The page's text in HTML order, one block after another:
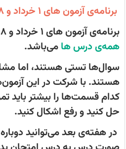
دوازدهم
برگزار
می‌کند.
برنامه‌ی آزمون‌ های 1 خرداد و 8 خرداد:
برنامه‌ی آزمون‌ های 1 خرداد و 8 خرداد،
همه‌ی درس هامی‌باشد.
سوال‌ها تستی هستند، اما
هستند. با شرکت در این
کدام قسمت‌ها را بیشتر باید
حل کنید و رفع اشکال کنید.
در هفته‌‌‌ی بعد می‌توانید